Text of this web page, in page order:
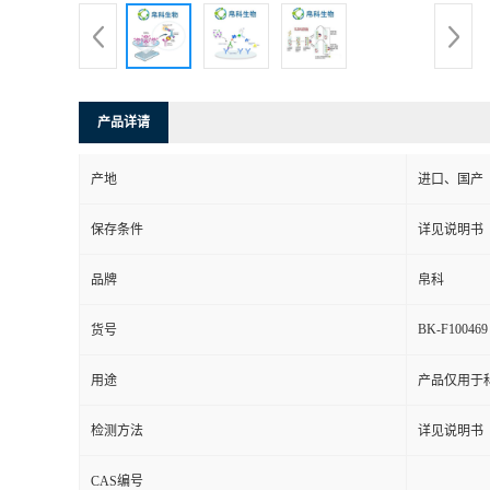
产品详请
产地 进口、国产
保存条件 详见说明书
品牌 帛科
货号 BK-F100469
用途 产品仅用于
检测方法 详见说明书
CAS编号